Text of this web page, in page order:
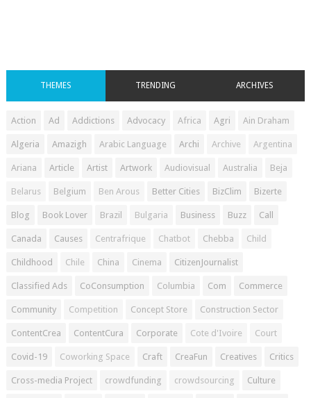
THEMES TRENDING ARCHIVES
Action Ad Addictions Advocacy Africa Agri Ain Draham
Algeria Amazigh Arabic Language Archi Archive Argentina
Ariana Article Artist Artwork Audiovisual Australia Beja
Belarus Belgium Ben Arous Better Cities BizClim Bizerte
Blog Book Lover Brazil Bulgaria Business Buzz Call
Canada Causes Centrafrique Chatbot Chebba Child
Childhood Chile China Cinema CitizenJournalist
Classified Ads CoConsumption Columbia Com Commerce
Community Competition Concept Store Construction Sector
ContentCrea ContentCura Corporate Cote d'Ivoire Court
Covid-19 Coworking Space Craft CreaFun Creatives Critics
Cross-media Project crowdfunding crowdsourcing Culture